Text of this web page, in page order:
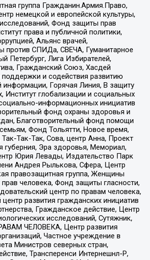
группа Гражданин.Армия.Право,
немецкой и европейской культуры,
Фонд защиты прав
права и публичной политики,
Альянс врачей,
СПИДа, СВЕЧА, Гуманитарное
Петербург, Лига Избирателей,
Гражданский Союз, Хасдей
и содействия развитию
информации, Горячая Линия, В защиту
Институт глобализации и социальных
информационных инициатив
фонд охраны здоровья и
Благотворительный фонд помощи
Фонд Тольятти, Новое время,
Так-Так-Так, Сова, центр Анна, Проект
губерния, Эра здоровья, Мемориал,
Юрия Левады, Издательство Парк
Андрея Рылькова, Сфера, Центр
правозащитная группа, Женщины
прав человека, Фонд защиты гласности,
центр по правам человека,
развития гражданских инициатив
Гражданское действие, Центр
исследований, Сутяжник,
ЧЕЛОВЕКА, Центр развития
Частное учреждение в
Министров северных стран,
Трансперенси Интернешнл-Р,